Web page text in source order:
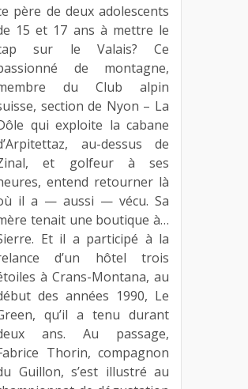
père de deux adolescents
15 et 17 ans à mettre le
sur le Valais? Ce
de montagne,
du Club alpin
section de Nyon – La
qui exploite la cabane
au-dessus de
et golfeur à ses
entend retourner là
il a — aussi — vécu. Sa
tenait une boutique à…
Et il a participé à la
d’un hôtel trois
à Crans-Montana, au
des années 1990, Le
qu’il a tenu durant
ans. Au passage,
Thorin, compagnon
Guillon, s’est illustré au